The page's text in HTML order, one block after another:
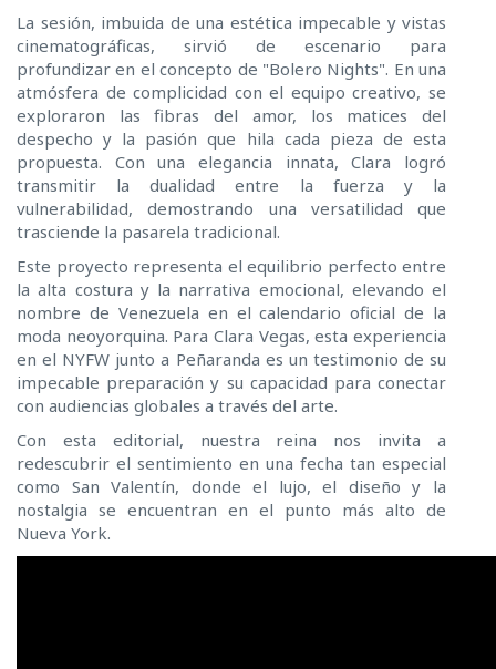
La sesión, imbuida de una estética impecable y vistas
cinematográficas, sirvió de escenario para
profundizar en el concepto de "Bolero Nights". En una
atmósfera de complicidad con el equipo creativo, se
exploraron las fibras del amor, los matices del
despecho y la pasión que hila cada pieza de esta
propuesta. Con una elegancia innata, Clara logró
transmitir la dualidad entre la fuerza y la
vulnerabilidad, demostrando una versatilidad que
trasciende la pasarela tradicional.
Este proyecto representa el equilibrio perfecto entre
la alta costura y la narrativa emocional, elevando el
nombre de Venezuela en el calendario oficial de la
moda neoyorquina. Para Clara Vegas, esta experiencia
en el NYFW junto a Peñaranda es un testimonio de su
impecable preparación y su capacidad para conectar
con audiencias globales a través del arte.
Con esta editorial, nuestra reina nos invita a
redescubrir el sentimiento en una fecha tan especial
como San Valentín, donde el lujo, el diseño y la
nostalgia se encuentran en el punto más alto de
Nueva York.